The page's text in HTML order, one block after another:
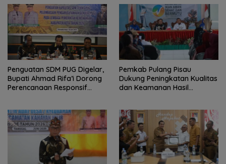
Penguatan SDM PUG Digelar,
Bupati Ahmad Rifa’i Dorong
Perencanaan Responsif
Pemkab Pulang Pisau
Dukung Peningkatan Kualitas
dan Keamanan Hasil